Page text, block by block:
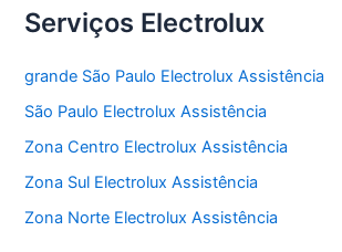
Serviços Electrolux
grande São Paulo Electrolux Assistência
São Paulo Electrolux Assistência
Zona Centro Electrolux Assistência
Zona Sul Electrolux Assistência
Zona Norte Electrolux Assistência